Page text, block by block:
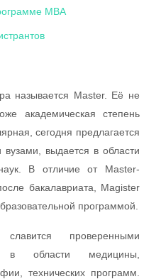
MBA
называется Master. Её не
академическая степень
сегодня предлагается
выдается в области
В отличие от Master-
бакалавриата, Magister
программой.
проверенными
в области медицины,
технических программ.